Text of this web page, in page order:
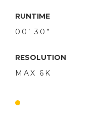
RUNTIME
00’ 30”
RESOLUTION
MAX 6K